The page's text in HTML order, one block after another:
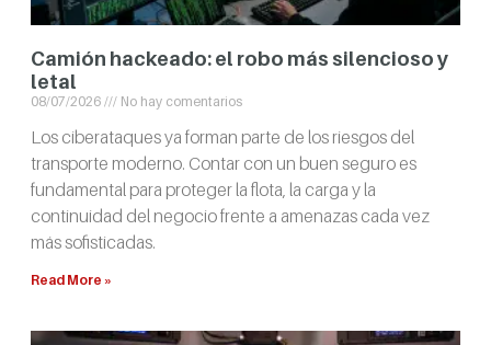
Camión hackeado: el robo más silencioso y
letal
08/07/2026 No hay comentarios
Los ciberataques ya forman parte de los riesgos del
transporte moderno. Contar con un buen seguro es
fundamental para proteger la flota, la carga y la
continuidad del negocio frente a amenazas cada vez
más sofisticadas.
Read More »